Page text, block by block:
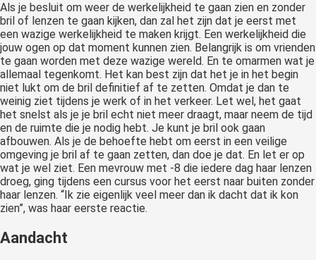
Als je besluit om weer de werkelijkheid te gaan zien en zonder
bril of lenzen te gaan kijken, dan zal het zijn dat je eerst met
een wazige werkelijkheid te maken krijgt. Een werkelijkheid die
jouw ogen op dat moment kunnen zien. Belangrijk is om vrienden
te gaan worden met deze wazige wereld. En te omarmen wat je
allemaal tegenkomt. Het kan best zijn dat het je in het begin
niet lukt om de bril definitief af te zetten. Omdat je dan te
weinig ziet tijdens je werk of in het verkeer. Let wel, het gaat
het snelst als je je bril echt niet meer draagt, maar neem de tijd
en de ruimte die je nodig hebt. Je kunt je bril ook gaan
afbouwen. Als je de behoefte hebt om eerst in een veilige
omgeving je bril af te gaan zetten, dan doe je dat. En let er op
wat je wel ziet. Een mevrouw met -8 die iedere dag haar lenzen
droeg, ging tijdens een cursus voor het eerst naar buiten zonder
haar lenzen. “Ik zie eigenlijk veel meer dan ik dacht dat ik kon
zien”, was haar eerste reactie.
Aandacht